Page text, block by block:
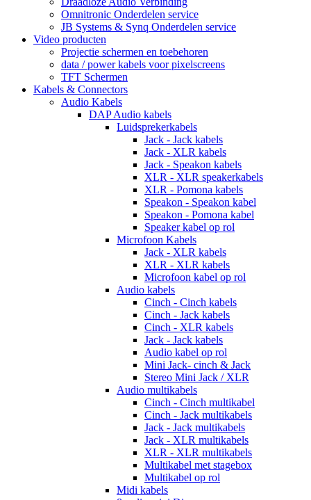
Omnitronic Onderdelen service
JB Systems & Synq Onderdelen service
Video producten
Projectie schermen en toebehoren
data / power kabels voor pixelscreens
TFT Schermen
Kabels & Connectors
Audio Kabels
DAP Audio kabels
Luidsprekerkabels
Jack - Jack kabels
Jack - XLR kabels
Jack - Speakon kabels
XLR - XLR speakerkabels
XLR - Pomona kabels
Speakon - Speakon kabel
Speakon - Pomona kabel
Speaker kabel op rol
Microfoon Kabels
Jack - XLR kabels
XLR - XLR kabels
Microfoon kabel op rol
Audio kabels
Cinch - Cinch kabels
Cinch - Jack kabels
Cinch - XLR kabels
Jack - Jack kabels
Audio kabel op rol
Mini Jack- cinch & Jack
Stereo Mini Jack / XLR
Audio multikabels
Cinch - Cinch multikabel
Cinch - Jack multikabels
Jack - Jack multikabels
Jack - XLR multikabels
XLR - XLR multikabels
Multikabel met stagebox
Multikabel op rol
Midi kabels